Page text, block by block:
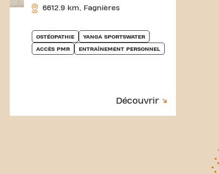
6612.9 km, Fagnières
OSTÉOPATHIE YANGA SPORTSWATER
ACCÈS PMR ENTRAÎNEMENT PERSONNEL
Découvrir